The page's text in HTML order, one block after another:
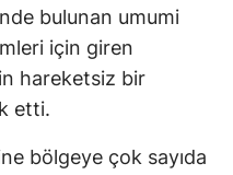
bulunan umumi
için giren
hareketsiz bir
etti.
bölgeye çok sayıda